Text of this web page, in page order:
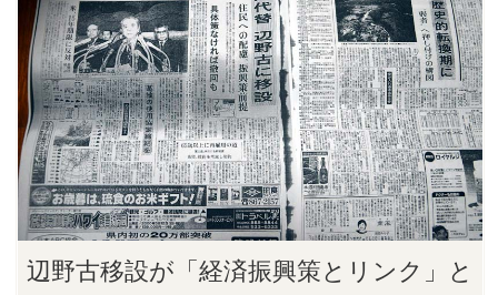
辺野古移設が「経済振興策とリンク」と